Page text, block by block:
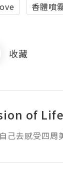
香體噴
收藏
of Life
己去感受四周